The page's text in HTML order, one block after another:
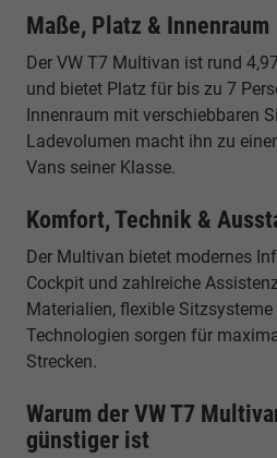
Maße, Platz & Innenraum
Der VW T7 Multivan ist rund
und bietet Platz für bis zu 7
Innenraum mit verschiebbaren
Ladevolumen macht ihn zu
Vans seiner Klasse.
Komfort, Technik &
Der Multivan bietet modernes
Cockpit und zahlreiche
Materialien, flexible
Technologien sorgen für
Strecken.
Warum der VW T7
günstiger ist